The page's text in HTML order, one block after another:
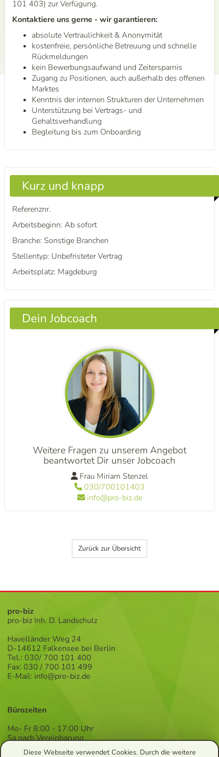
Diese Webseite verwendet Cookies. Durch die weitere
101 403) zur Verfügung.
Kontaktiere uns gerne - wir garantieren:
absolute Vertraulichkeit & Anonymität
kostenfreie, persönliche Betreuung und schnelle
Rückmeldungen
kein Bewerbungsaufwand und Zeitersparnis
Zugang zu Positionen, auch außerhalb des offenen
Marktes
Kenntnis der internen Strukturen der Unternehmen
Unterstützung bei Vertrags- und
Gehaltsverhandlung
Begleitung bis zum Onboarding
Kurz und knapp
Referenznr.
Arbeitsbeginn: Ab sofort
Branche: Sonstige Branchen
Stellentyp: Unbefristeter Vertrag
Arbeitsplatz: Magdeburg
Dein Jobcoach
Weitere Fragen zu unserem Angebot
beantwortet Dir unser Jobcoach
Frau Miriam Stenzel
030/700101403
info@pro-biz.de
Zurück zur Übersicht
pro-biz
pro-biz Inh. D. Landschulz
Havelländer Weg 24
D-14612 Falkensee bei Berlin
Tel.: 030/ 700 101 400
Fax: 030 / 700 101 499
E-Mail: info@pro-biz.de
Bürozeiten
Mo- Fr 8:00 - 17:00 Uhr
Sa nach Vereinbarung